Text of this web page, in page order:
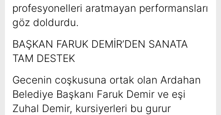
profesyonelleri aratmayan performansları
göz doldurdu.
BAŞKAN FARUK DEMİR’DEN SANATA
TAM DESTEK
Gecenin coşkusuna ortak olan Ardahan
Belediye Başkanı Faruk Demir ve eşi
Zuhal Demir, kursiyerleri bu gurur